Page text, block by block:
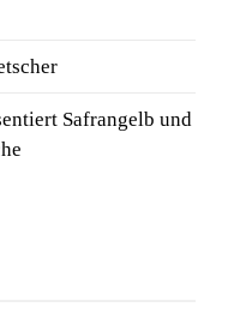
Safrangelb und